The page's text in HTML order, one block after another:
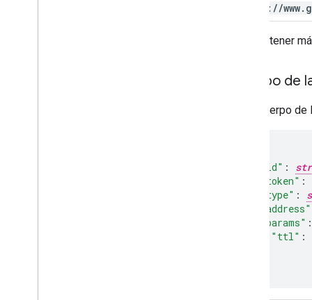
https: //www.
Para obtener
Cuerpo de
En el cuerpo
"id" :
"token" :
"type" :
"address"
"params" :
"ttl" :